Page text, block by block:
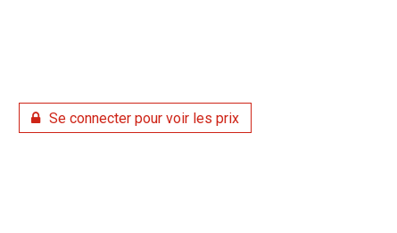
Se connecter pour voir les prix